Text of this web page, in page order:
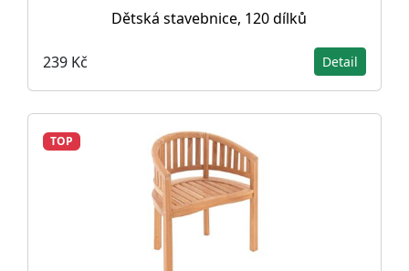
Dětská stavebnice, 120 dílků
239 Kč Detail
TOP